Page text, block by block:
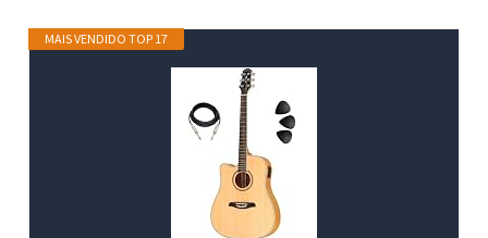
MAIS VENDIDO TOP 17